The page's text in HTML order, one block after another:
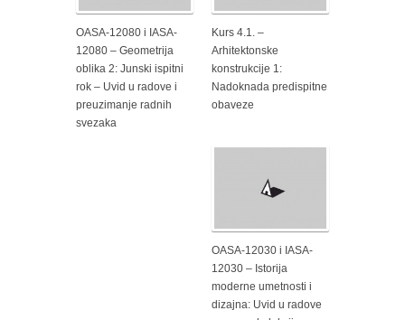
OASA-12080 i IASA-
12080 – Geometrija
oblika 2: Junski ispitni
rok – Uvid u radove i
preuzimanje radnih
svezaka
Kurs 4.1. –
Arhitektonske
konstrukcije 1:
Nadoknada predispitne
obaveze
OASA-12030 i IASA-
12030 – Istorija
moderne umetnosti i
dizajna: Uvid u radove